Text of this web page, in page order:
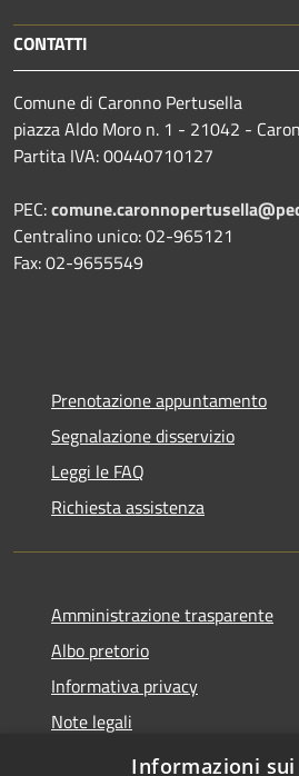
CONTATTI
Comune di Caronno Pertusella
piazza Aldo Moro n. 1 - 21042 -
Partita IVA: 00440710127
PEC:
Centralino unico: 02-965121
Fax: 02-9655549
Prenotazione appuntamento
Segnalazione disservizio
Leggi le FAQ
Richiesta assistenza
Amministrazione trasparente
Albo pretorio
Informativa privacy
Note legali
Dichiarazione di accessibilità
Informazioni